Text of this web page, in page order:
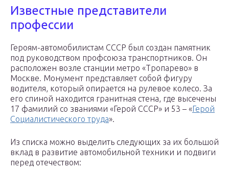
Известные представители
профессии
Героям-автомобилистам СССР был создан памятник
под руководством профсоюза транспортников. Он
расположен возле станции метро «Тропарево» в
Москве. Монумент представляет собой фигуру
водителя, который опирается на рулевое колесо. За
его спиной находится гранитная стена, где высечены
17 фамилий со званиями «Герой СССР» и 53 – «Герой
Социалистического труда».
Из списка можно выделить следующих за их большой
вклад в развитие автомобильной техники и подвиги
перед отечеством: